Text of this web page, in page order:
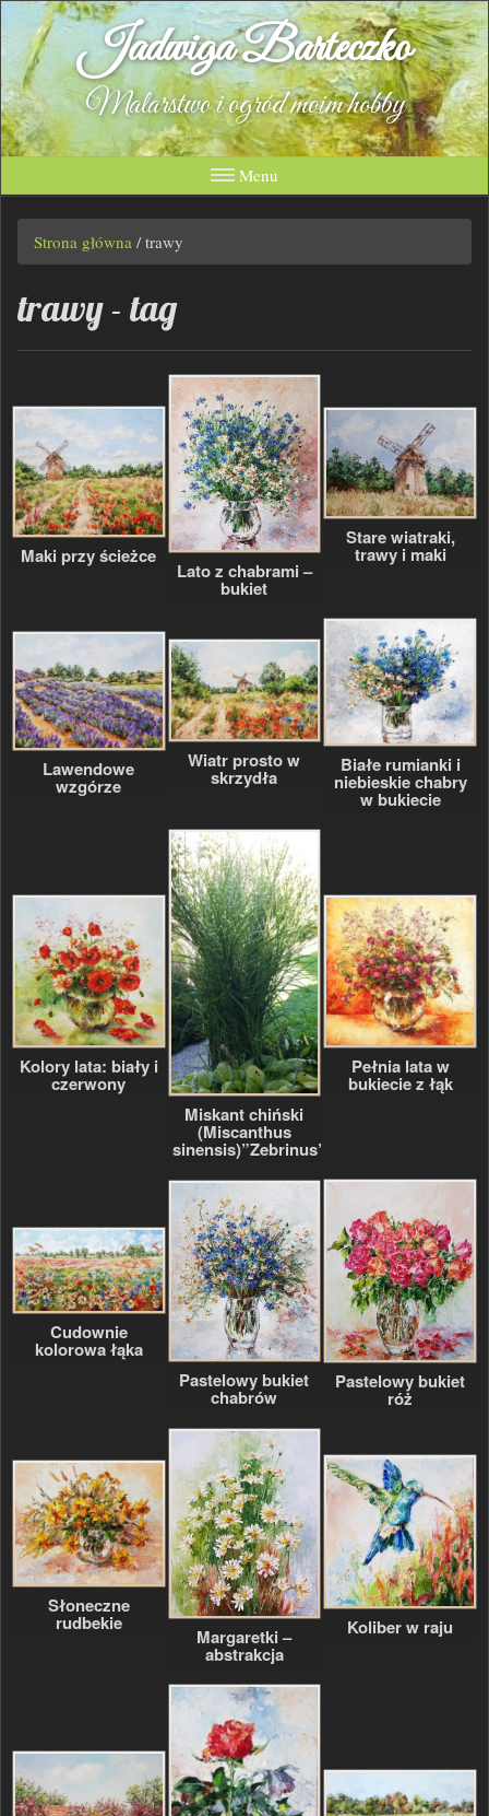
Jadwiga Barteczko
Malarstwo i ogród moim hobby
Menu
Strona główna / trawy
trawy - tag
Maki przy ścieżce
Lato z chabrami –
bukiet
Stare wiatraki,
trawy i maki
Lawendowe
wzgórze
Wiatr prosto w
skrzydła
Białe rumianki i
niebieskie chabry
w bukiecie
Kolory lata: biały i
czerwony
Miskant chiński
(Miscanthus
sinensis)”Zebrinus”
Pełnia lata w
bukiecie z łąk
Cudownie
kolorowa łąka
Pastelowy bukiet
chabrów
Pastelowy bukiet
róż
Słoneczne
rudbekie
Margaretki –
abstrakcja
Koliber w raju